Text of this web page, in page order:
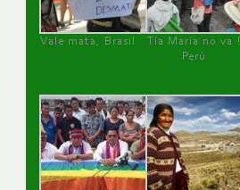
Vale mata, Brasil
Tía María no va !
Perú